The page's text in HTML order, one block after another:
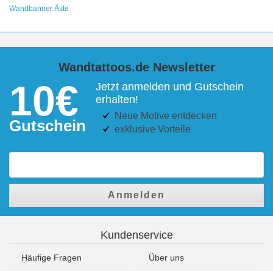
Wandbanner Äste
Wandtattoos.de Newsletter
10€
Gutschein
Jetzt anmelden und Gutschein
erhalten!
Neue Motive entdecken
exklusive Vorteile
Anmelden
Kundenservice
Häufige Fragen
Über uns